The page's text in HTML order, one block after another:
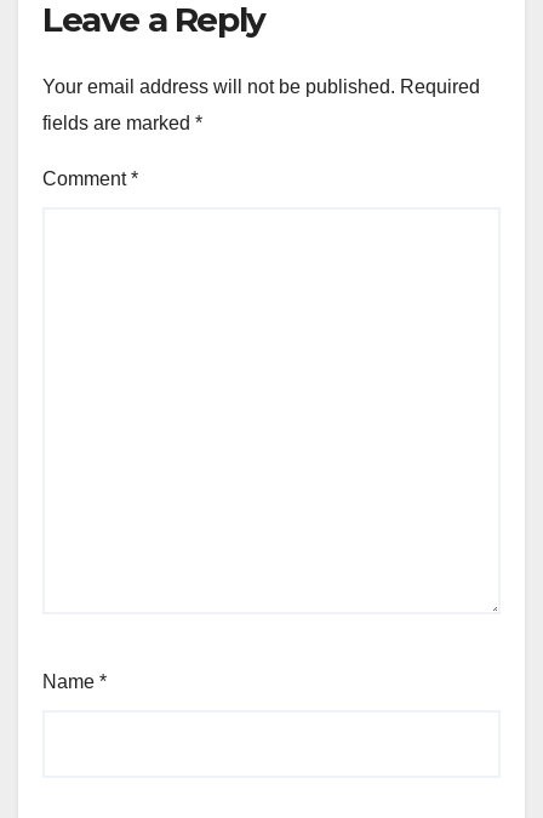
Leave a Reply
Your email address will not be published. Required
fields are marked *
Comment*
Name *